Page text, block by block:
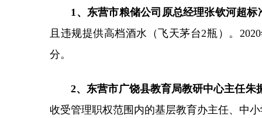
1、东营市粮储公司原总经理张钦河超
且违规提供高档酒水（飞天茅台2瓶）。
分。
2、东营市广饶县教育局教研中心主任
收受管理职权范围内的基层教育办主任、中